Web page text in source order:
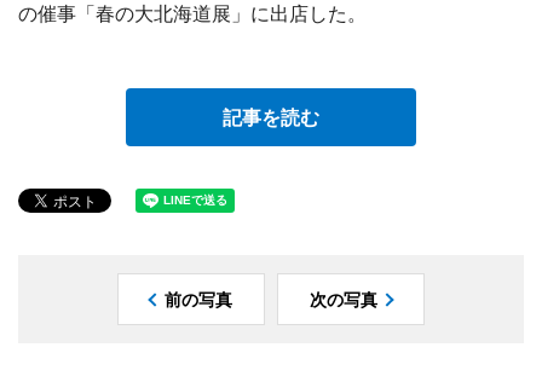
の催事「春の大北海道展」に出店した。
記事を読む
前の写真 次の写真